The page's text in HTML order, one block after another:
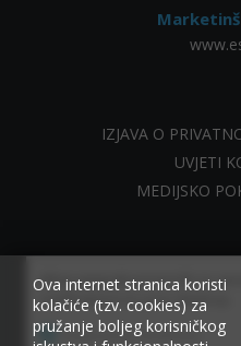
Allow www.ekvarner.info to
notifications to your desktop.
Powered by SendPulse
IZJAVA O
UVJETI
MEDIJSKO
Ova internet stranica koristi
kolačiće (tzv. cookies) za
pružanje boljeg korisničkog